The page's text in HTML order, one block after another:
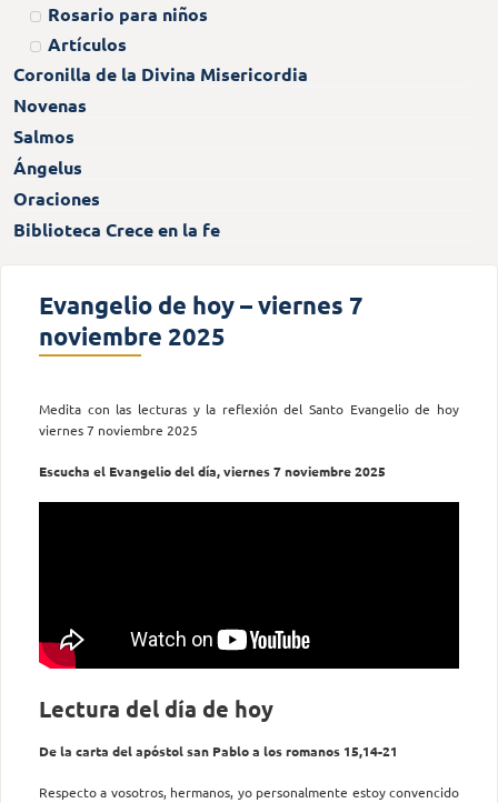
Rosario para niños
Artículos
Coronilla de la Divina Misericordia
Novenas
Salmos
Ángelus
Oraciones
Biblioteca Crece en la fe
Evangelio de hoy – viernes 7
noviembre 2025
Medita con las lecturas y la reflexión del Santo Evangelio de hoy
viernes 7 noviembre 2025
Escucha el Evangelio del día, viernes 7 noviembre 2025
Lectura del día de hoy
De la carta del apóstol san Pablo a los romanos 15,14-21
Respecto a vosotros, hermanos, yo personalmente estoy convencido